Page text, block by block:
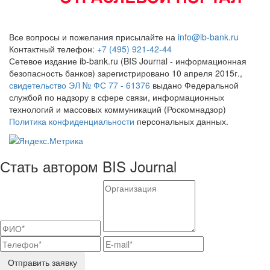
Все вопросы и пожелания присылайте на info@ib-bank.ru
Контактный телефон: +7 (495) 921-42-44
Сетевое издание ib-bank.ru (BIS Journal - информационная
безопасность банков) зарегистрировано 10 апреля 2015г.,
свидетельство ЭЛ № ФС 77 - 61376 выдано Федеральной
службой по надзору в сфере связи, информационных
технологий и массовых коммуникаций (Роскомнадзор)
Политика конфиденциальности персональных данных.
Стать автором BIS Journal
Отправить заявку